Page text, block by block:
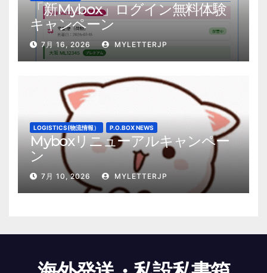
「新Mybox」ログイン無料体験
キャンペーン
7月 16, 2026 MYLETTERJP
LOGISTICS(物流情報） P.O.BOX NEWS
Myboxリニューアルキャンペー
ン
7月 10, 2026 MYLETTERJP